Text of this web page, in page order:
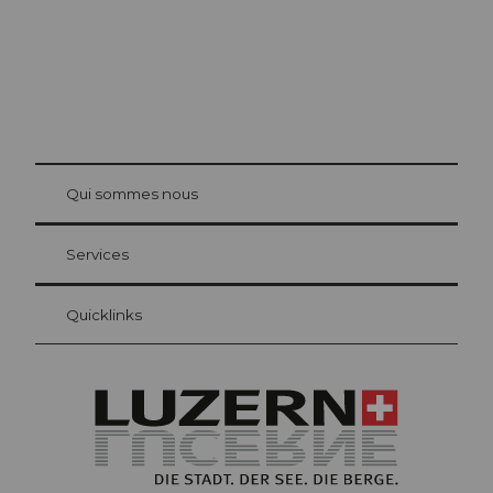
Carte d’hôte Lucerne
Vos avantages en tant qu'hôte pour la nuit
at Bre
Qui sommes nous
Services
Quicklinks